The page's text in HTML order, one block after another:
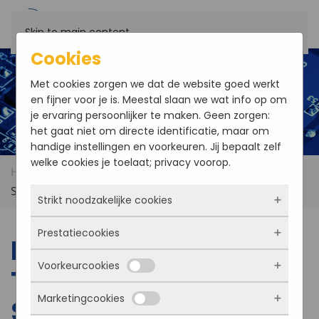
Skip to main content
Home Products
Red Rock Technologies 6U VME
SATA DVD and SATA Drive Module
Red Rock
Technologies 6U VME
Cookies
Met cookies zorgen we dat de website goed werkt
en fijner voor je is. Meestal slaan we wat info op om
je ervaring persoonlijker te maken. Geen zorgen:
het gaat niet om directe identificatie, maar om
handige instellingen en voorkeuren. Jij bepaalt zelf
welke cookies je toelaat; privacy voorop.
Strikt noodzakelijke cookies
Deze cookies zorgen ervoor dat de website
überhaupt werkt. Ze zijn dus altijd actief en
kunnen niet worden uitgezet. Meestal worden
ze alleen geplaatst als jij iets doet, zoals
inloggen, een formulier invullen of je
Prestatiecookies
Met deze cookies zien we hoe vaak onze site
bezocht wordt, waar bezoekers vandaan
komen en welke pagina’s populair zijn. Zo
Voorkeurcookies
Deze cookies onthouden jouw voorkeuren.
Marketingcookies